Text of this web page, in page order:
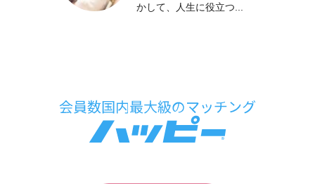
かして、人生に役立つ...